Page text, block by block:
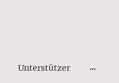
Unterstützer